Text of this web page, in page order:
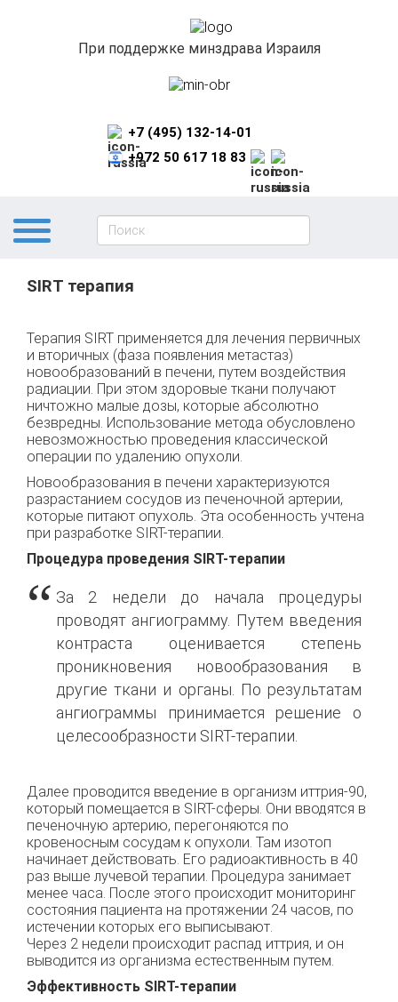
При поддержке минздрава Израиля
+7 (495) 132-14-01
+972 50 617 18 83
SIRT терапия
Терапия SIRT применяется для лечения первичных
и вторичных (фаза появления метастаз)
новообразований в печени, путем воздействия
радиации. При этом здоровые ткани получают
ничтожно малые дозы, которые абсолютно
безвредны. Использование метода обусловлено
невозможностью проведения классической
операции по удалению опухоли.
Новообразования в печени характеризуются
разрастанием сосудов из печеночной артерии,
которые питают опухоль. Эта особенность учтена
при разработке SIRT-терапии.
Процедура проведения SIRT-терапии
За 2 недели до начала процедуры
проводят ангиограмму. Путем введения
контраста оценивается степень
проникновения новообразования в
другие ткани и органы. По результатам
ангиограммы принимается решение о
целесообразности SIRT-терапии.
Далее проводится введение в организм иттрия-90,
который помещается в SIRT-сферы. Они вводятся в
печеночную артерию, перегоняются по
кровеносным сосудам к опухоли. Там изотоп
начинает действовать. Его радиоактивность в 40
раз выше лучевой терапии. Процедура занимает
менее часа. После этого происходит мониторинг
состояния пациента на протяжении 24 часов, по
истечении которых его выписывают.
Через 2 недели происходит распад иттрия, и он
выводится из организма естественным путем.
Эффективность SIRT-терапии